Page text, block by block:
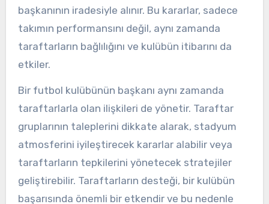
başkanının iradesiyle alınır. Bu kararlar, sadece
takımın performansını değil, aynı zamanda
taraftarların bağlılığını ve kulübün itibarını da
etkiler.
Bir futbol kulübünün başkanı aynı zamanda
taraftarlarla olan ilişkileri de yönetir. Taraftar
gruplarının taleplerini dikkate alarak, stadyum
atmosferini iyileştirecek kararlar alabilir veya
taraftarların tepkilerini yönetecek stratejiler
geliştirebilir. Taraftarların desteği, bir kulübün
başarısında önemli bir etkendir ve bu nedenle